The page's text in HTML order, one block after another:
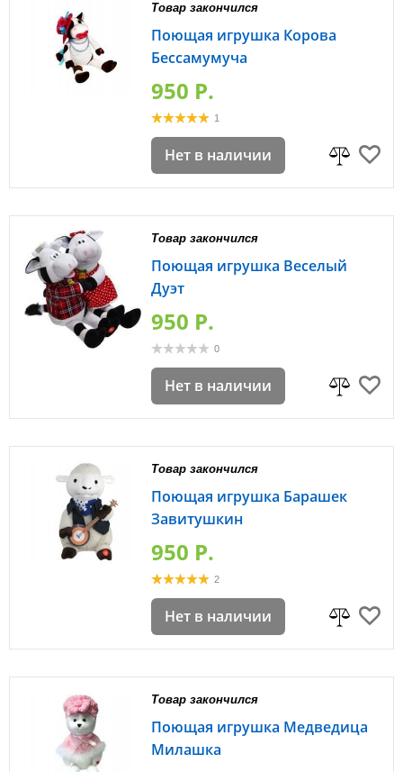
Товар закончился
Поющая игрушка Корова
Бессамумуча
950 P.
1
Нет в наличии
Товар закончился
Поющая игрушка Веселый
Дуэт
950 P.
0
Нет в наличии
Товар закончился
Поющая игрушка Барашек
Завитушкин
950 P.
2
Нет в наличии
Товар закончился
Поющая игрушка Медведица
Милашка